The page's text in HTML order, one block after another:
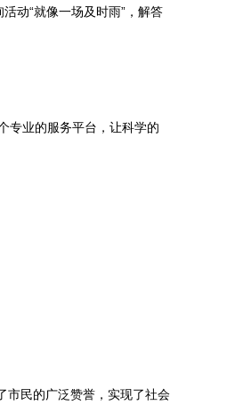
动“就像一场及时雨”，解答
专业的服务平台，让科学的
市民的广泛赞誉，实现了社会